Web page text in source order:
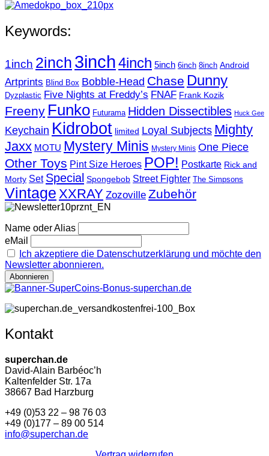
Keywords:
1inch 2inch 3inch4inch 5inch 6inch 8inch Android
Artprints Blind Box Bobble-Head Chase Dunny
Dyzplastic Five Nights at Freddy’s FNAF Frank Kozik
Freeny Funko Futurama Hidden Dissectibles Huck Gee
Keychain Kidrobot limited Loyal Subjects Mighty
Jaxx MOTU Mystery Minis Mystery Minis One Piece
Other Toys Pint Size Heroes POP! Postkarte Rick and
Morty Set Special Spongebob Street Fighter The Simpsons
Vintage XXRAY Zozoville Zubehör
Name oder Alias
eMail
Ich akzeptiere die Datenschutzerklärung und möchte den
Newsletter abonnieren.
Kontakt
superchan.de
David-Alain Barbéoc’h
Kaltenfelder Str. 17a
38667 Bad Harzburg
+49 (0)53 22 – 98 76 03
+49 (0)177 – 89 00 514
info@superchan.de